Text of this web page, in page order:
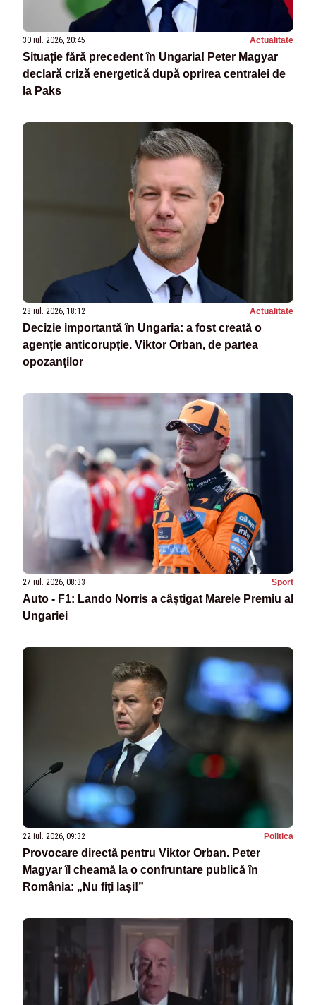
30 iul. 2026, 20:45 Actualitate
Situație fără precedent în Ungaria! Peter Magyar
declară criză energetică după oprirea centralei de
la Paks
28 iul. 2026, 18:12 Actualitate
Decizie importantă în Ungaria: a fost creată o
agenție anticorupție. Viktor Orban, de partea
opozanților
27 iul. 2026, 08:33 Sport
Auto - F1: Lando Norris a câștigat Marele Premiu al
Ungariei
22 iul. 2026, 09:32 Politica
Provocare directă pentru Viktor Orban. Peter
Magyar îl cheamă la o confruntare publică în
România: „Nu fiți lași!”